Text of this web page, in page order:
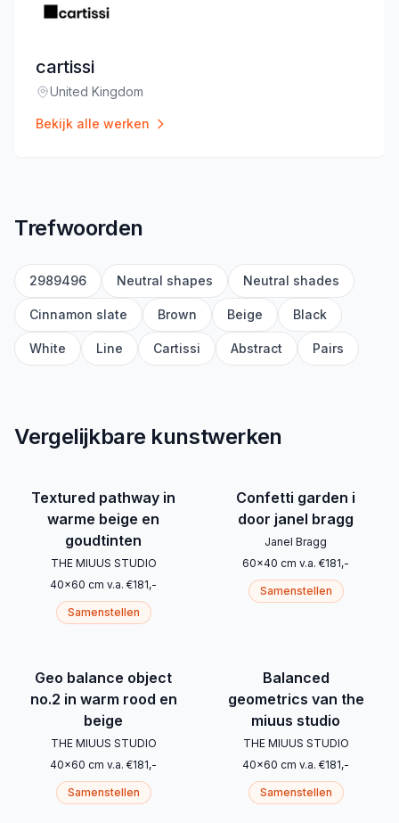
cartissi
Locatie:
United Kingdom
Bekijk alle werken
Trefwoorden
2989496 Neutral shapes Neutral shades
Cinnamon slate Brown Beige Black
White Line Cartissi Abstract Pairs
Vergelijkbare kunstwerken
Textured pathway in
warme beige en
goudtinten
THE MIUUS STUDIO
40x60 cm v.a. €181,-
Samenstellen
Confetti garden i
door janel bragg
Janel Bragg
60x40 cm v.a. €181,-
Samenstellen
Geo balance object
no.2 in warm rood en
beige
THE MIUUS STUDIO
40x60 cm v.a. €181,-
Samenstellen
Balanced
geometrics van the
miuus studio
THE MIUUS STUDIO
40x60 cm v.a. €181,-
Samenstellen